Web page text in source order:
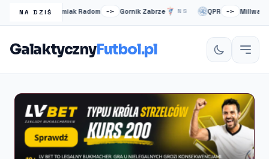
NA DZIŚRadomiak Radom –:– Gornik Zabrze NS QPR –:– Millwall
GalaktycznyFutbol.pl